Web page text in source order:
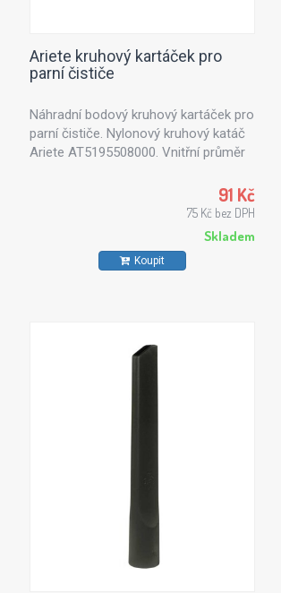
Ariete kruhový kartáček pro
parní čističe
Náhradní bodový kruhový kartáček pro
parní čističe. Nylonový kruhový katáč
Ariete AT5195508000. Vnitřní průměr
91 Kč
75 Kč bez DPH
Skladem
Koupit